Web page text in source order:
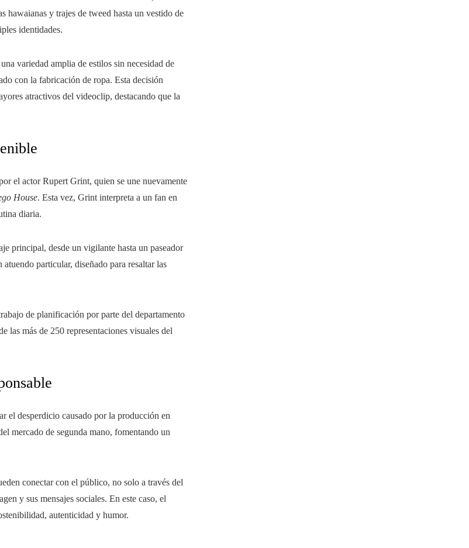
hawaianas y trajes de tweed hasta un vestido de
identidades.
variedad amplia de estilos sin necesidad de
con la fabricación de ropa. Esta decisión
atractivos del videoclip, destacando que la
el actor Rupert Grint, quien se une nuevamente
House. Esta vez, Grint interpreta a un fan en
diaria.
principal, desde un vigilante hasta un paseador
particular, diseñado para resaltar las
de planificación por parte del departamento
las más de 250 representaciones visuales del
el desperdicio causado por la producción en
mercado de segunda mano, fomentando un
conectar con el público, no solo a través del
y sus mensajes sociales. En este caso, el
autenticidad y humor.